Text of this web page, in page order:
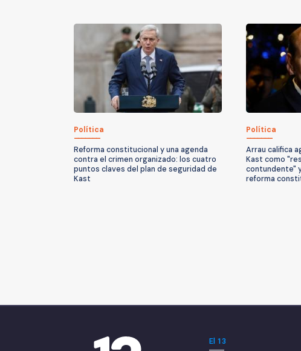
Política
Reforma constitucional y una agenda
contra el crimen organizado: los cuatro
puntos claves del plan de seguridad de
Kast
Política
Arrau califica
Kast como
contundente"
reforma
El 13